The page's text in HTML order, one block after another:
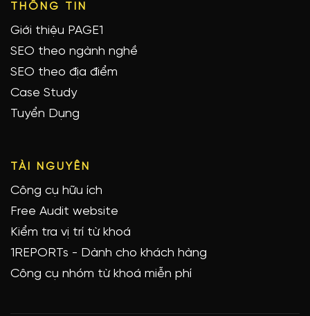
THÔNG TIN
Giới thiệu PAGE1
SEO theo ngành nghề
SEO theo địa điểm
Case Study
Tuyển Dụng
TÀI NGUYÊN
Công cụ hữu ích
Free Audit website
Kiểm tra vị trí từ khoá
1REPORTs - Dành cho khách hàng
Công cụ nhóm từ khoá miễn phí